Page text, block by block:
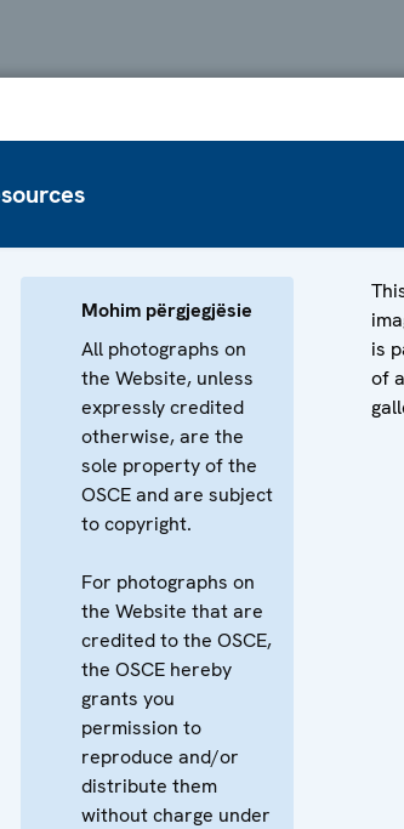
Mohim përgjegjësie
All photographs on
the Website, unless
expressly credited
otherwise, are the
sole property of the
OSCE and are subject
to copyright.
For photographs on
the Website that are
credited to the OSCE,
the OSCE hereby
grants you
permission to
reproduce and/or
distribute them
without charge under
is
of a